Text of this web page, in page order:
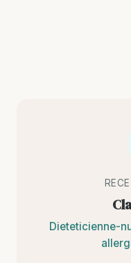
Dieteticienne-